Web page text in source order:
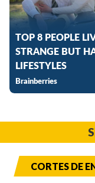
CORTES DE